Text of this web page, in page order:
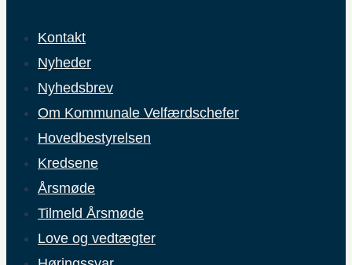
Kontakt
Nyheder
Nyhedsbrev
Om Kommunale Velfærdschefer
Hovedbestyrelsen
Kredsene
Årsmøde
Tilmeld Årsmøde
Love og vedtægter